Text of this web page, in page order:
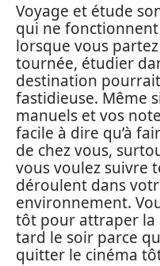
Voyage et étude
qui ne
lorsque vous
tournée, étudier
destination
fastidieuse. Même
manuels et vos
facile à dire qu’à
de chez vous,
vous voulez suivre
déroulent dans
environnement.
tôt pour attraper
tard le soir parce
quitter le cinéma